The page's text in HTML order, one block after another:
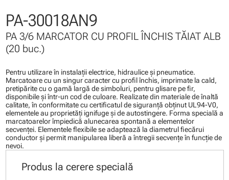
PA-30018AN9
PA 3/6 MARCATOR CU PROFIL ÎNCHIS TĂIAT ALB
(20 buc.)
Pentru utilizare în instalaţii electrice, hidraulice şi pneumatice.
Marcatoare cu un singur caracter cu profil închis, imprimate la cald,
pretipărite cu o gamă largă de simboluri, pentru glisare pe fir,
disponibile şi într-un cod de culoare. Realizate din materiale de înaltă
calitate, în conformitate cu certificatul de siguranţă obţinut UL94-V0,
elementele au proprietăţi ignifuge şi de autostingere. Forma specială a
marcatoarelor împiedică alunecarea spontană a elementelor
secvenţei. Elementele flexibile se adaptează la diametrul fiecărui
conductor şi permit manipularea liberă a întregii secvenţe în funcţie de
nevoi.
Produs la cerere specială